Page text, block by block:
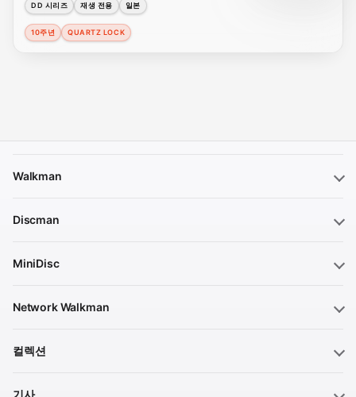
DD 시리즈 재생 전용 일본
10주년 QUARTZ LOCK
Walkman
Discman
MiniDisc
Network Walkman
컬렉션
기사